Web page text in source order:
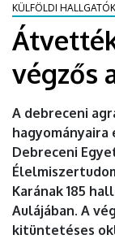
KÜLFÖLDI HALLGATÓK
végzős
A debreceni
Debreceni
Karának 185
Aulájában. A
kitüntetéses